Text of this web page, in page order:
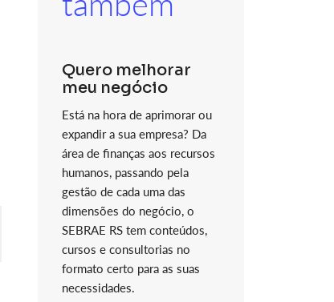
Quero melhorar
meu negócio
Está na hora de aprimorar ou
expandir a sua empresa? Da
área de finanças aos recursos
humanos, passando pela
gestão de cada uma das
dimensões do negócio, o
SEBRAE RS tem conteúdos,
cursos e consultorias no
formato certo para as suas
necessidades.